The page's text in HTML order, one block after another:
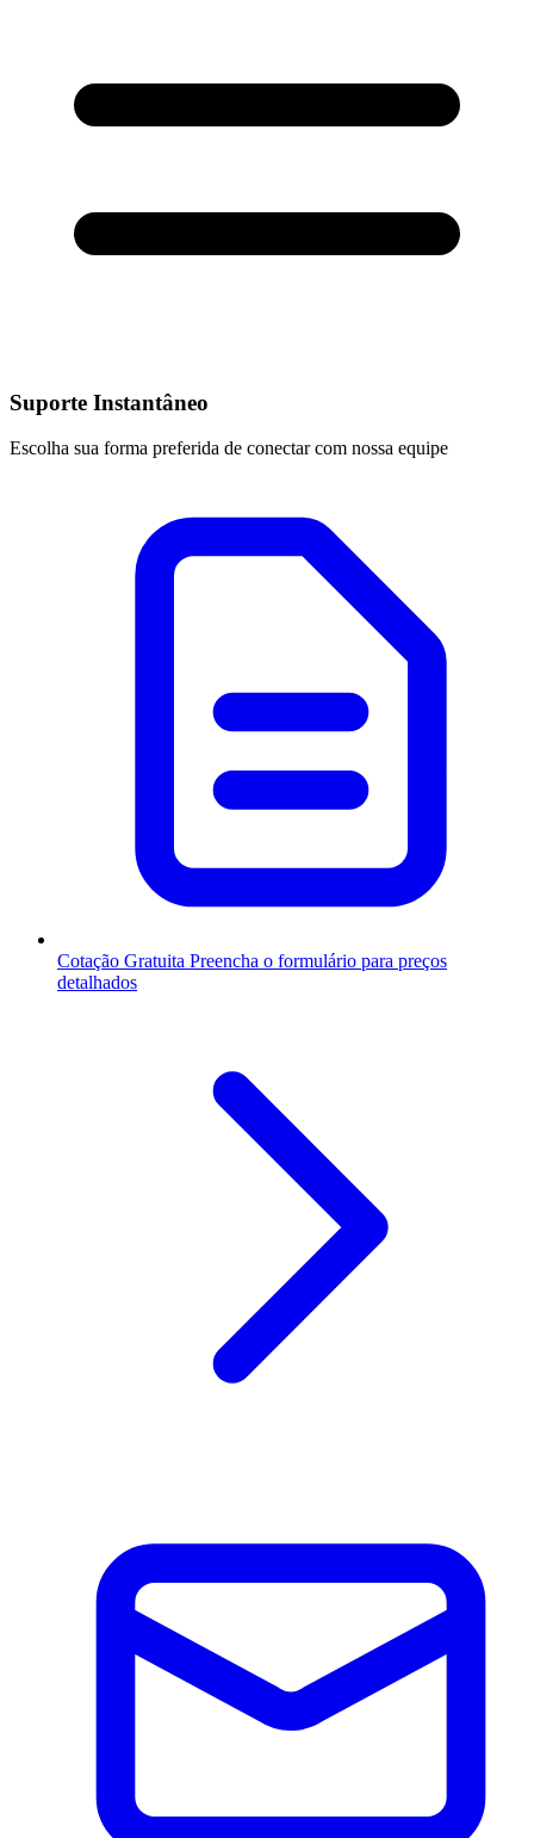
Suporte Instantâneo
Escolha sua forma preferida de conectar com nossa equipe
Cotação Gratuita Preencha o formulário para preços
detalhados